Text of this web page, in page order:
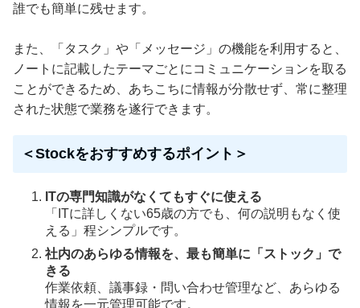
誰でも簡単に残せます。
また、「タスク」や「メッセージ」の機能を利用すると、
ノートに記載したテーマごとにコミュニケーションを取る
ことができるため、あちこちに情報が分散せず、常に整理
された状態で業務を遂行できます。
＜Stockをおすすめするポイント＞
ITの専門知識がなくてもすぐに使える
「ITに詳しくない65歳の方でも、何の説明もなく使
える」程シンプルです。
社内のあらゆる情報を、最も簡単に「ストック」で
きる
作業依頼、議事録・問い合わせ管理など、あらゆる
情報を一元管理可能です。